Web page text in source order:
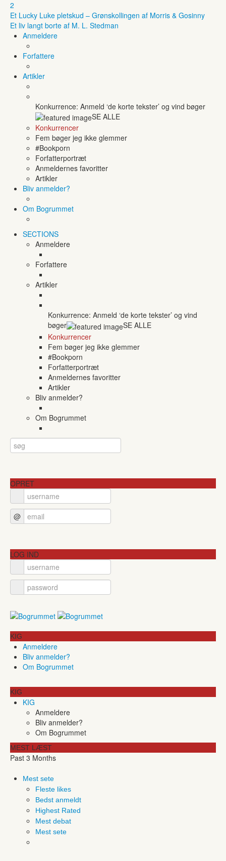
2
Et Lucky Luke pletskud – Grønskollingen af Morris & Gosinny
Et liv langt borte af M. L. Stedman
Anmeldere
Forfattere
Artikler
Konkurrence: Anmeld ‘de korte tekster’ og vind bøger
SE ALLE
Konkurrencer
Fem bøger jeg ikke glemmer
#Bookporn
Forfatterportræt
Anmeldernes favoritter
Artikler
Bliv anmelder?
Om Bogrummet
SECTIONS
Anmeldere
Forfattere
Artikler
Konkurrence: Anmeld ‘de korte tekster’ og vind
bøger
SE ALLE
Konkurrencer
Fem bøger jeg ikke glemmer
#Bookporn
Forfatterportræt
Anmeldernes favoritter
Artikler
Bliv anmelder?
Om Bogrummet
OPRET
@
LOG IND
KIG
Anmeldere
Bliv anmelder?
Om Bogrummet
KIG
KIG
Anmeldere
Bliv anmelder?
Om Bogrummet
MEST LÆST
Past 3 Months
Mest sete
Fleste likes
Bedst anmeldt
Highest Rated
Mest debat
Mest sete